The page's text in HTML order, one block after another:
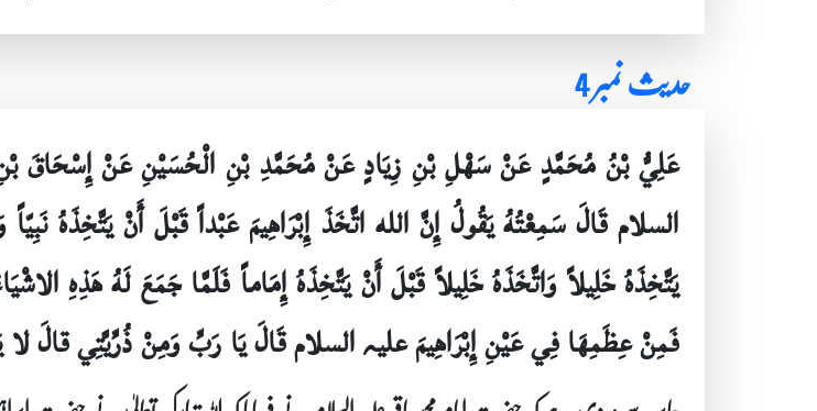
حدیث نمبر 4
عَلِيُّ بْنُ مُحَمَّدٍ عَنْ سَهْلِ بْنِ زِيَادٍ عَنْ مُحَمَّدِ بْنِ الْحُسَيْنِ عَنْ إِسْحَاقَ بْنِ
السلام قَالَ سَمِعْتُهُ يَقُولُ إِنَّ الله اتَّخَذَ إِبْرَاهِيمَ عَبْداً قَبْلَ أَنْ يَتَّخِذَهُ
يَتَّخِذَهُ خَلِيلاً وَاتَّخَذَهُ خَلِيلاً قَبْلَ أَنْ يَتَّخِذَهُ إِمَاماً فَلَمَّا جَمَعَ لَهُ هَذِهِ
فَمِنْ عِظَمِهَا فِي عَيْنِ إِبْرَاهِيمَ علیہ السلام قَالَ يَا رَبِّ وَمِنْ ذُرِّيَّتِي قالَ لا